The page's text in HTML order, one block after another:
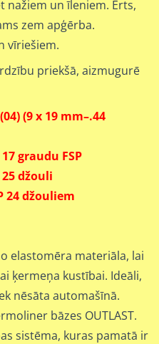
nažiem un īleniem. Ērts,
zem apģērba.
vīriešiem.
priekšā, aizmugurē
(9 x 19 mm–.44
graudu FSP
džouli
24 džouliem
elastomēra materiāla, lai
ķermeņa kustībai. Ideāli,
nēsāta automašīnā.
bāzes OUTLAST.
sistēma, kuras pamatā ir